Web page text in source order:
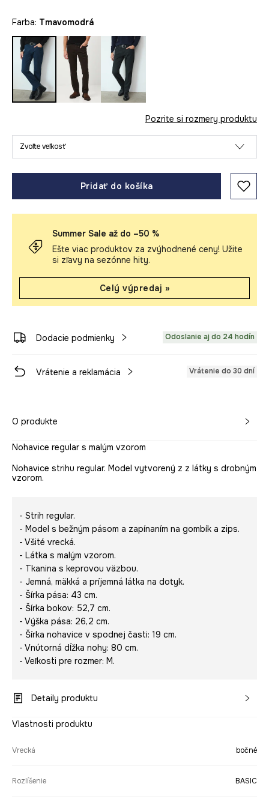
Farba: tmavomodrá
Pozrite si rozmery produktu
Zvoľte veľkosť
Pridať do košíka
Summer Sale až do –50 %
Ešte viac produktov za zvýhodnené ceny! Užite
si zľavy na sezónne hity.
Celý výpredaj »
Dodacie podmienky Odoslanie aj do 24 hodín
Vrátenie a reklamácia Vrátenie do 30 dní
O produkte
Nohavice regular s malým vzorom
Nohavice strihu regular. Model vytvorený z z látky s drobným
vzorom.
- Strih regular.
- Model s bežným pásom a zapínaním na gombík a zips.
- Všité vrecká.
- Látka s malým vzorom.
- Tkanina s keprovou väzbou.
- Jemná, mäkká a príjemná látka na dotyk.
- Šírka pása: 43 cm.
- Šírka bokov: 52,7 cm.
- Výška pása: 26,2 cm.
- Šírka nohavice v spodnej časti: 19 cm.
- Vnútorná dĺžka nohy: 80 cm.
- Veľkosti pre rozmer: M.
Detaily produktu
Vlastnosti produktu
Vrecká bočné
Rozlíšenie BASIC